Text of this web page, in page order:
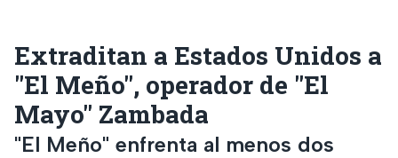
Extraditan a Estados Unidos a
"El Meño", operador de "El
Mayo" Zambada
"El Meño" enfrenta al menos dos